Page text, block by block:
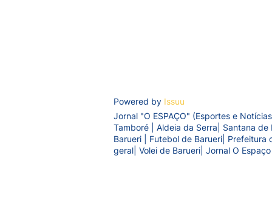
Powered by Issuu
Jornal "O ESPAÇO" (Esportes e
Tamboré | Aldeia da Serra| Santana
Barueri | Futebol de Barueri|
geral| Volei de Barueri| Jornal O